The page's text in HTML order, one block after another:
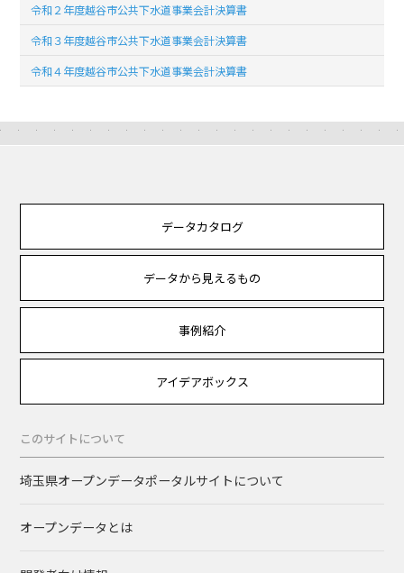
令和２年度越谷市公共下水道事業会計決算書
令和３年度越谷市公共下水道事業会計決算書
令和４年度越谷市公共下水道事業会計決算書
データカタログ
データから見えるもの
事例紹介
アイデアボックス
このサイトについて
埼玉県オープンデータポータルサイトについて
オープンデータとは